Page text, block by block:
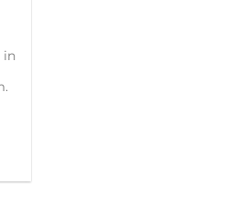
varianti. Le opzioni possono
in